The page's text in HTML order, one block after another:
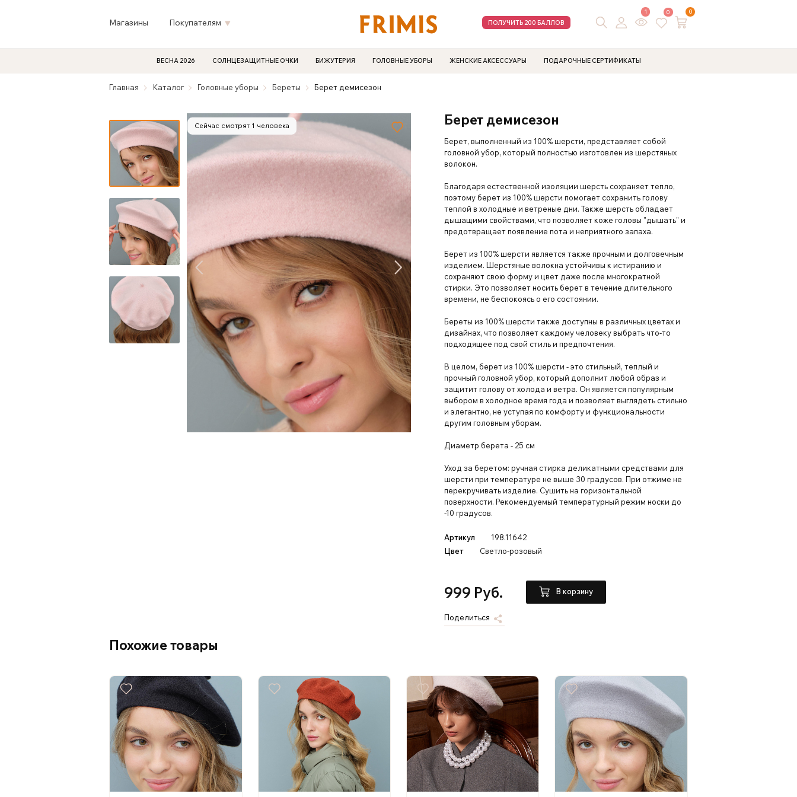
Магазины Покупателям ПОЛУЧИТЬ 200 БАЛЛОВ
1 0 0
ВЕСНА 2026 СОЛНЦЕЗАЩИТНЫЕ ОЧКИ БИЖУТЕРИЯ ГОЛОВНЫЕ УБОРЫ ЖЕНСКИЕ АКСЕССУАРЫ ПОДАРОЧНЫЕ СЕРТИФИКАТЫ
Главная Каталог Головные уборы Береты Берет демисезон
Сейчас смотрят 1 человека Берет демисезон
Берет, выполненный из 100% шерсти, представляет собой
головной убор, который полностью изготовлен из шерстяных
волокон.
Благодаря естественной изоляции шерсть сохраняет тепло,
поэтому берет из 100% шерсти помогает сохранить голову
теплой в холодные и ветреные дни. Также шерсть обладает
дышащими свойствами, что позволяет коже головы "дышать" и
предотвращает появление пота и неприятного запаха.
Берет из 100% шерсти является также прочным и долговечным
изделием. Шерстяные волокна устойчивы к истиранию и
сохраняют свою форму и цвет даже после многократной
стирки. Это позволяет носить берет в течение длительного
времени, не беспокоясь о его состоянии.
Береты из 100% шерсти также доступны в различных цветах и
дизайнах, что позволяет каждому человеку выбрать что-то
подходящее под свой стиль и предпочтения.
В целом, берет из 100% шерсти - это стильный, теплый и
прочный головной убор, который дополнит любой образ и
защитит голову от холода и ветра. Он является популярным
выбором в холодное время года и позволяет выглядеть стильно
и элегантно, не уступая по комфорту и функциональности
другим головным уборам.
Диаметр берета - 25 см
Уход за беретом: ручная стирка деликатными средствами для
шерсти при температуре не выше 30 градусов. При отжиме не
перекручивать изделие. Сушить на горизонтальной
поверхности. Рекомендуемый температурный режим носки до
-10 градусов.
Артикул
198.11642
Цвет
Светло-розовый
999 Руб. В корзину
Поделиться
Похожие товары